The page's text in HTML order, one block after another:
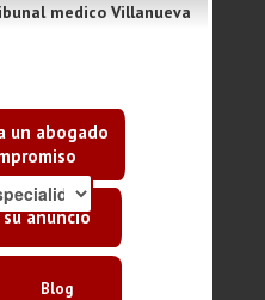
un abogado
su anuncio
medico Villanueva
Blog